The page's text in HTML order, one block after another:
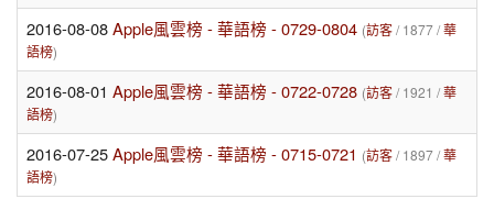
2016-08-08Apple風雲榜 - 華語榜 - 0729-0804 (訪客/ 1877 /華
語榜)
2016-08-01 Apple風雲榜 - 華語榜 - 0722-0728 (訪客/ 1921 /華
語榜)
2016-07-25Apple風雲榜 - 華語榜 - 0715-0721 (訪客/ 1897 /華
語榜)